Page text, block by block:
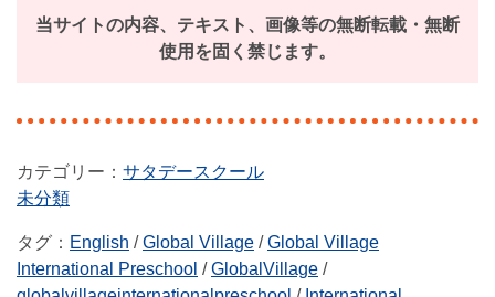
当サイトの内容、テキスト、画像等の無断転載・無断
使用を固く禁じます。
サタデースクール
未分類
タグ： English /Global Village /Global Village
International Preschool /GlobalVillage /